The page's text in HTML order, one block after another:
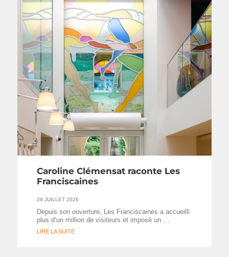
Caroline Clémensat raconte Les
Franciscaines
29 JUILLET 2026
Depuis son ouverture, Les Franciscaines a accueilli
plus d’un million de visiteurs et imposé un …
LIRE LA SUITE